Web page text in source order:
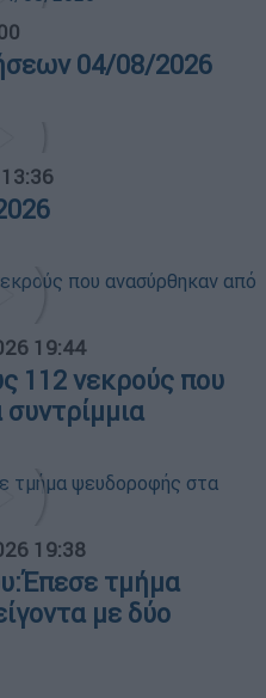
04/08/2026
19:44
112 νεκρούς που
19:38
τμήμα
με δύο